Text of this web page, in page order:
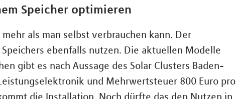
Speicher optimieren
als man selbst verbrauchen kann. Der
ebenfalls nutzen. Die aktuellen Modelle
gibt es nach Aussage des Solar Clusters Baden-
und Mehrwertsteuer 800 Euro pro
die Installation. Noch dürfte das den Nutzen in